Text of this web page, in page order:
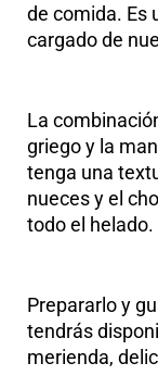
de comida. Es
cargado de
La
griego y la
tenga una
nueces y el
todo el helado.
Prepararlo y
tendrás
merienda,